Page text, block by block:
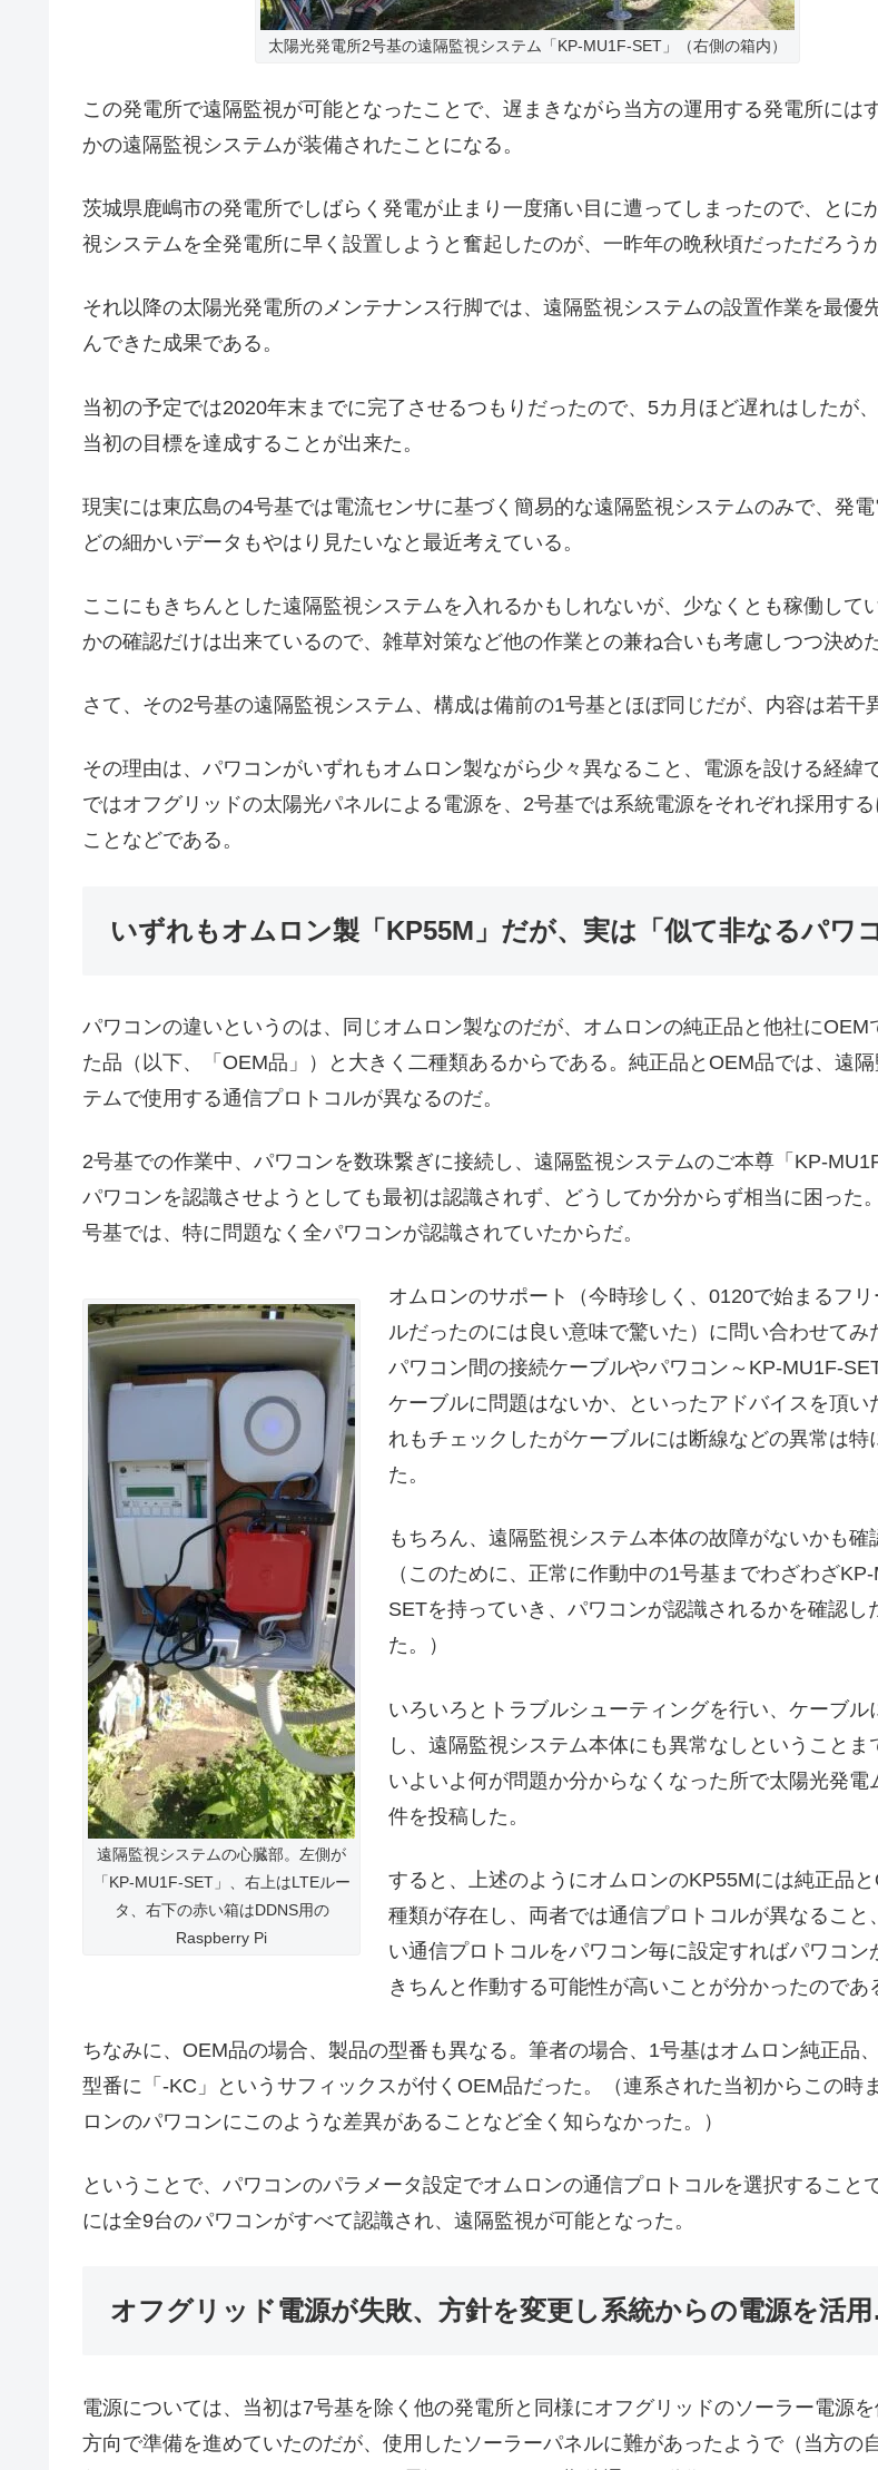
太陽光発電所2号基の遠隔監視システム「KP-MU1F-SET」（右側の箱内）
この発電所で遠隔監視が可能となったことで、遅まきながら当方の運用する発電所には
かの遠隔監視システムが装備されたことになる。
茨城県鹿嶋市の発電所でしばらく発電が止まり一度痛い目に遭ってしまったので、とに
視システムを全発電所に早く設置しようと奮起したのが、一昨年の晩秋頃だっただろうか
それ以降の太陽光発電所のメンテナンス行脚では、遠隔監視システムの設置作業を最優
んできた成果である。
当初の予定では2020年末までに完了させるつもりだったので、5カ月ほど遅れはしたが
当初の目標を達成することが出来た。
現実には東広島の4号基では電流センサに基づく簡易的な遠隔監視システムのみで、発
どの細かいデータもやはり見たいなと最近考えている。
ここにもきちんとした遠隔監視システムを入れるかもしれないが、少なくとも稼働して
かの確認だけは出来ているので、雑草対策など他の作業との兼ね合いも考慮しつつ決めた
さて、その2号基の遠隔監視システム、構成は備前の1号基とほぼ同じだが、内容は若干
その理由は、パワコンがいずれもオムロン製ながら少々異なること、電源を設ける経緯
ではオフグリッドの太陽光パネルによる電源を、2号基では系統電源をそれぞれ採用す
ことなどである。
いずれもオムロン製「KP55M」だが、実は「似て非なるパワコ
パワコンの違いというのは、同じオムロン製なのだが、オムロンの純正品と他社にOEM
た品（以下、「OEM品」）と大きく二種類あるからである。純正品とOEM品では、遠隔
テムで使用する通信プロトコルが異なるのだ。
2号基での作業中、パワコンを数珠繋ぎに接続し、遠隔監視システムのご本尊「KP-
パワコンを認識させようとしても最初は認識されず、どうしてか分からず相当に困った
号基では、特に問題なく全パワコンが認識されていたからだ。
遠隔監視システムの心臓部。左側が
「KP-MU1F-SET」、右上はLTEルー
タ、右下の赤い箱はDDNS用の
Raspberry Pi
オムロンのサポート（今時珍しく、0120で始まるフ
ルだったのには良い意味で驚いた）に問い合わせてみ
パワコン間の接続ケーブルやパワコン～KP-MU1F-
ケーブルに問題はないか、といったアドバイスを頂い
れもチェックしたがケーブルには断線などの異常は特
た。
もちろん、遠隔監視システム本体の故障がないかも確
（このために、正常に作動中の1号基までわざわざ
SETを持っていき、パワコンが認識されるかを確認し
た。）
いろいろとトラブルシューティングを行い、ケーブル
し、遠隔監視システム本体にも異常なしということま
いよいよ何が問題か分からなくなった所で太陽光発電
件を投稿した。
すると、上述のようにオムロンのKP55Mには純正品
種類が存在し、両者では通信プロトコルが異なること
い通信プロトコルをパワコン毎に設定すればパワコン
きちんと作動する可能性が高いことが分かったのであ
ちなみに、OEM品の場合、製品の型番も異なる。筆者の場合、1号基はオムロン純正品
型番に「-KC」というサフィックスが付くOEM品だった。（連系された当初からこの時
ロンのパワコンにこのような差異があることなど全く知らなかった。）
ということで、パワコンのパラメータ設定でオムロンの通信プロトコルを選択すること
には全9台のパワコンがすべて認識され、遠隔監視が可能となった。
オフグリッド電源が失敗、方針を変更し系統からの電源を活
電源については、当初は7号基を除く他の発電所と同様にオフグリッドのソーラー電源
方向で準備を進めていたのだが、使用したソーラーパネルに難があったようで（当方の